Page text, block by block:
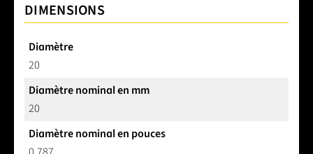
DIMENSIONS
Diamètre
20
Diamètre nominal en mm
20
Diamètre nominal en pouces